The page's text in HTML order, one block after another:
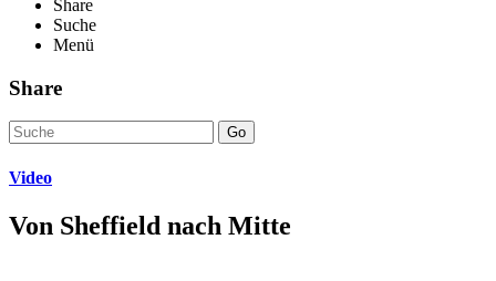
Share
Suche
Menü
Share
Go
Video
Von Sheffield nach Mitte